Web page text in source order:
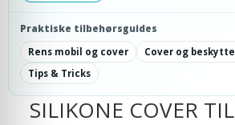
Praktiske tilbehørsguides
Rens mobil og cover
Cover og
Tips & Tricks
SILIKONE COVER